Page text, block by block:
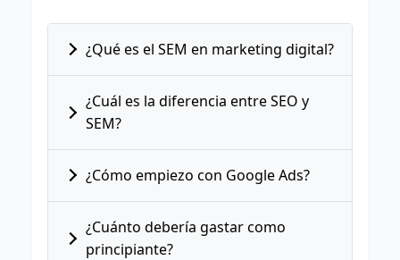
¿Qué es el SEM en marketing digital?
¿Cuál es la diferencia entre SEO y
SEM?
¿Cómo empiezo con Google Ads?
¿Cuánto debería gastar como
principiante?